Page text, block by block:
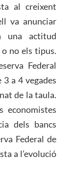
al creixent
va anunciar
una actitud
o no els tipus.
Federal
3 a 4 vegades
de la taula.
dels bancs
Federal de
a l’evolució